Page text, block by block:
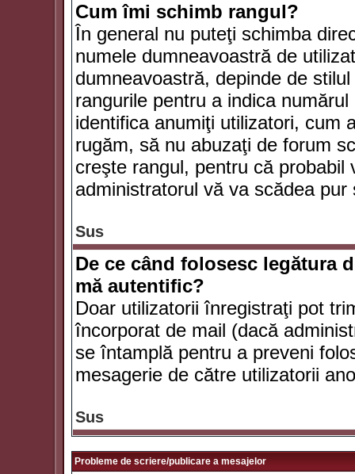
Cum îmi schimb rangul?
În general nu puteţi schimba
numele dumneavoastră de
dumneavoastră, depinde de
rangurile pentru a indica
identifica anumiţi utilizatori, cum
rugăm, să nu abuzaţi de forum
creşte rangul, pentru că
administratorul vă va scădea
Sus
De ce când folosesc legătura
mă autentific?
Doar utilizatorii înregistraţi pot
încorporat de mail (dacă
se întamplă pentru a preveni
mesagerie de către utilizatorii
Sus
Probleme de scriere/publicare a mesajelor